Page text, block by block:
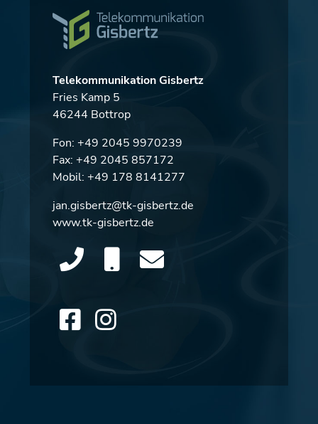
Telekommunikation Gisbertz
Fries Kamp 5
46244 Bottrop
Fon: +49 2045 9970239
Fax: +49 2045 857172
Mobil: +49 178 8141277
jan.gisbertz@tk-gisbertz.de
www.tk-gisbertz.de